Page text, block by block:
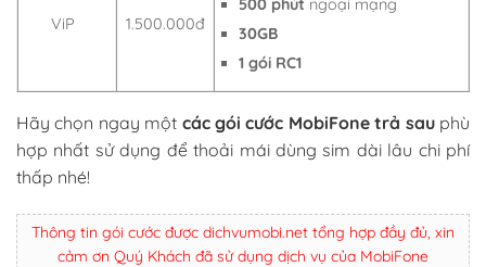
ViP 1.500.000đ
500 phút ngoại mạng
30GB
1 gói RC1
Hãy chọn ngay một các gói cước MobiFone trả sauphù
hợp nhất sử dụng để thoải mái dùng sim dài lâu chi phí
thấp nhé!
Thông tin gói cước được dichvumobi.net tổng hợp đầy đủ, xin
cảm ơn Quý Khách đã sử dụng dịch vụ của MobiFone